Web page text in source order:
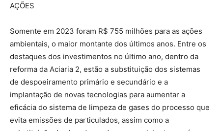
AÇÕES
Somente em 2023 foram R$ 755 milhões para as ações
ambientais, o maior montante dos últimos anos. Entre os
destaques dos investimentos no último ano, dentro da
reforma da Aciaria 2, estão a substituição dos sistemas
de despoeiramento primário e secundário e a
implantação de novas tecnologias para aumentar a
eficácia do sistema de limpeza de gases do processo que
evita emissões de particulados, assim como a